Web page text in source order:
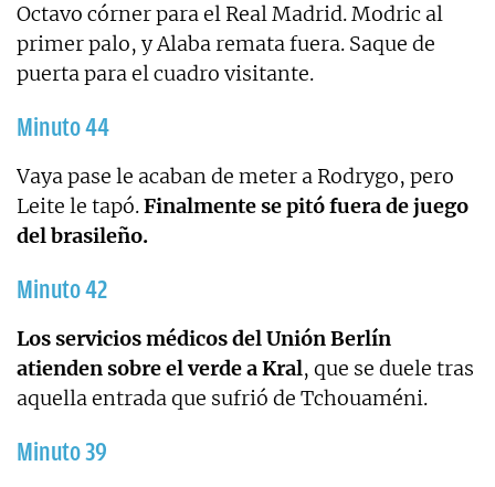
Octavo córner para el Real Madrid. Modric al
primer palo, y Alaba remata fuera. Saque de
puerta para el cuadro visitante.
Minuto 44
Vaya pase le acaban de meter a Rodrygo, pero
Leite le tapó.Finalmente se pitó fuera de juego
del brasileño.
Minuto 42
Los servicios médicos del Unión Berlín
atienden sobre el verde a Kral, que se duele tras
aquella entrada que sufrió de Tchouaméni.
Minuto 39